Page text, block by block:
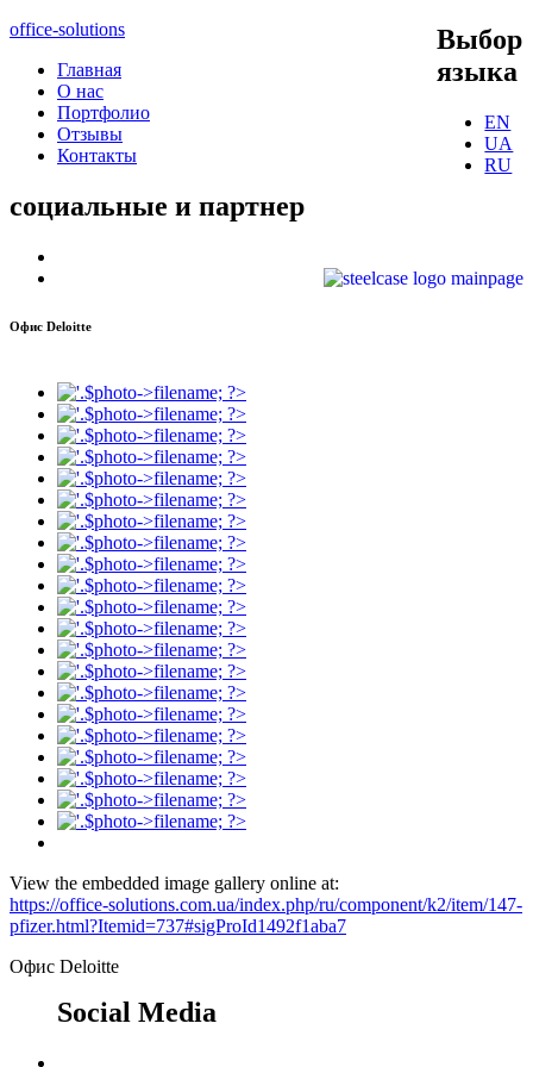
office-solutions
Главная
О нас
Портфолио
Отзывы
Контакты
социальные и партнер
Выбор
языка
EN
UA
RU
Офис Deloitte
View the embedded image gallery online at:
https://office-solutions.com.ua/index.php/ru/component/k2/item/147-
pfizer.html?Itemid=737#sigProId1492f1aba7
Офис Deloitte
Social Media